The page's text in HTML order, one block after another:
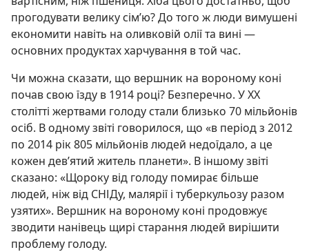
прогодувати велику сім’ю? До того ж люди вимушені
економити навіть на оливковій олії та вині —
основних продуктах харчування в той час.
Чи можна сказати, що вершник на вороному коні
почав свою їзду в 1914 році? Безперечно. У XX
столітті жертвами голоду стали близько 70 мільйонів
осіб. В одному звіті говорилося, що «в період з 2012
по 2014 рік 805 мільйонів людей недоїдало, а це
кожен дев’ятий житель планети». В іншому звіті
сказано: «Щороку від голоду помирає більше
людей, ніж від СНІДу, малярії і туберкульозу разом
узятих». Вершник на вороному коні продовжує
зводити нанівець щирі старання людей вирішити
проблему голоду.